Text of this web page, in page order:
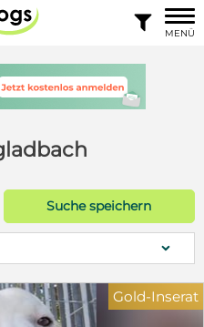

MENÜ
Suche speichern
Gold-Inserat